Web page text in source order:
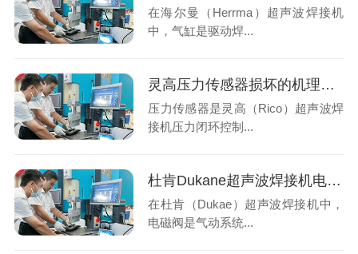
在海尔曼（Herrma）超声波焊接机
中，气缸是驱动焊...
灵高压力传感器损坏的机理分析与专业修复
压力传感器是灵高（Rico）超声波焊
接机压力闭环控制...
杜肯Dukane超声波焊接机电磁阀异常？系统性排查与专业解决方案
在杜肯（Dukae）超声波焊接机中，
电磁阀是气动系统...